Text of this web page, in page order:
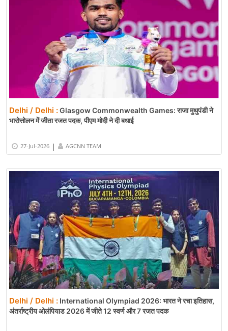
Delhi / Delhi :Glasgow Commonwealth Games: राजा मुथुपंडी ने
भारोत्तोलन में जीता रजत पदक, पीएम मोदी ने दी बधाई
27-Jul-2026 | AGCNN TEAM
Delhi / Delhi : International Olympiad 2026: भारत ने रचा इतिहास,
अंतर्राष्ट्रीय ओलंपियाड 2026 में जीते 12 स्वर्ण और 7 रजत पदक